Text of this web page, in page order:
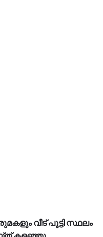
വീട് പൂട്ടി സ്ഥലം